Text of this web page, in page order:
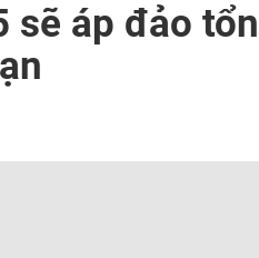
sẽ áp đảo